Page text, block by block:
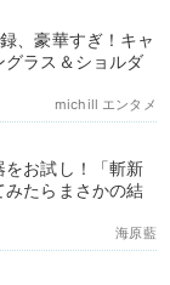
、豪華すぎ！キャ
ラス＆ショルダ
michill エンタメ
をお試し！「斬新
たらまさかの結
海原藍